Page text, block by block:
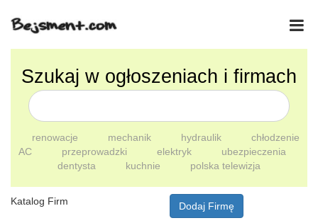
Szukaj w ogłoszeniach i firmach
renowacje mechanik hydraulik
chłodzenie
AC
przeprowadzki elektryk
ubezpieczenia
dentysta
kuchnie polska telewizja
Katalog Firm Dodaj Firmę